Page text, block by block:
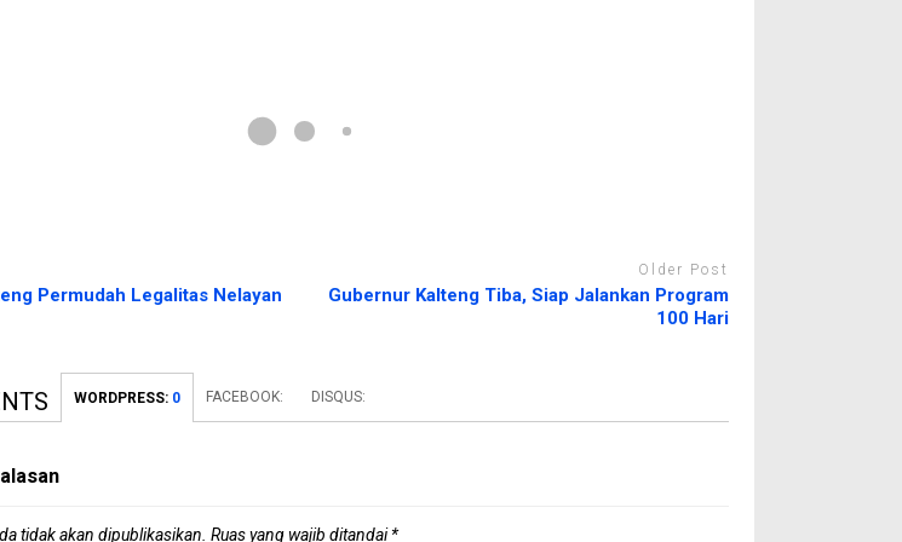
Permudah Legalitas Nelayan
Older Post
Gubernur Kalteng Tiba, Siap Jalankan Program
100 Hari
WORDPRESS: 0 FACEBOOK: DISQUS:
tidak akan dipublikasikan. Ruas yang wajib ditandai*